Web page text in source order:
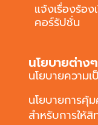
แจ้งเรื่องร้อง
คอร์รัปชั่น
นโยบายต่างๆ
นโยบายความ
นโยบายการคุ้
สำหรับการให้